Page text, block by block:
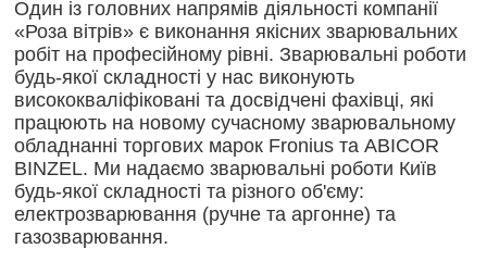
Один із головних напрямів діяльності компанії
«Роза вітрів» є виконання якісних зварювальних
робіт на професійному рівні. Зварювальні роботи
будь-якої складності у нас виконують
висококваліфіковані та досвідчені фахівці, які
працюють на новому сучасному зварювальному
обладнанні торгових марок Fronius та ABICOR
BINZEL. Ми надаємо зварювальні роботи Київ
будь-якої складності та різного об'єму:
електрозварювання (ручне та аргонне) та
газозварювання.